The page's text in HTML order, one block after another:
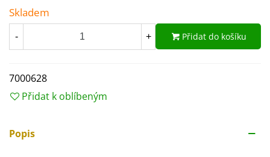
Skladem
- + Přidat do košíku
7000628
Přidat k oblíbeným
Popis